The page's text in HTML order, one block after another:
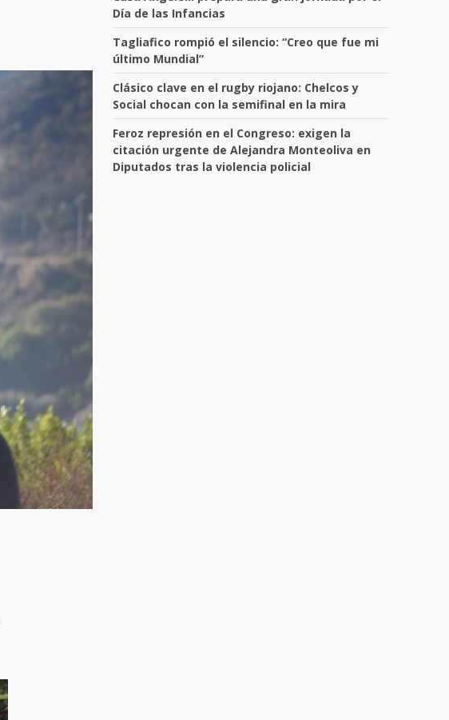
Día de las Infancias
Tagliafico rompió el silencio: “Creo que fue mi
último Mundial”
Clásico clave en el rugby riojano: Chelcos y
Social chocan con la semifinal en la mira
Feroz represión en el Congreso: exigen la
citación urgente de Alejandra Monteoliva en
Diputados tras la violencia policial